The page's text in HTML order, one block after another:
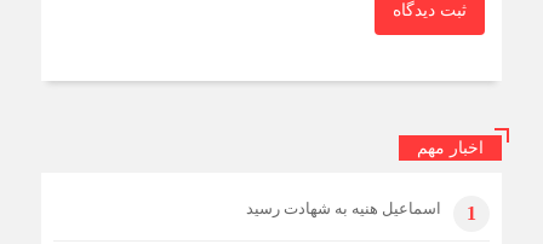
ثبت دیدگاه
اخبار مهم
1 اسماعیل هنیه به شهادت رسید